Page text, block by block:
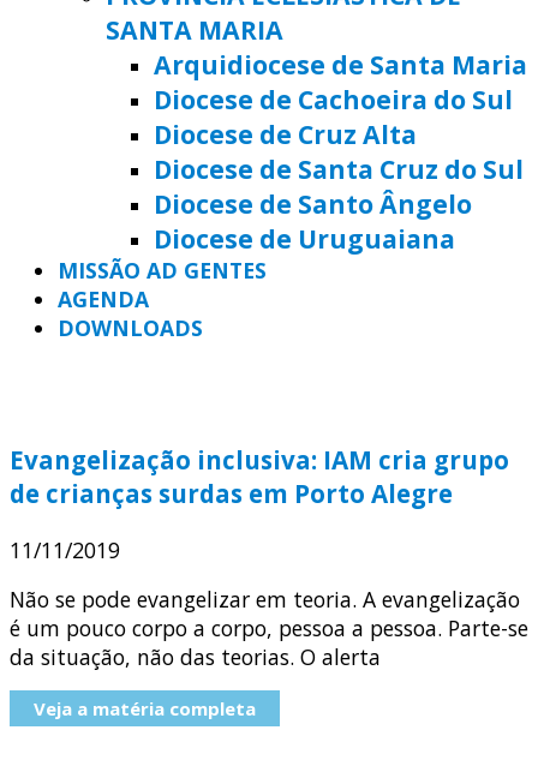
SANTA MARIA
Arquidiocese de Santa Maria
Diocese de Cachoeira do Sul
Diocese de Cruz Alta
Diocese de Santa Cruz do Sul
Diocese de Santo Ângelo
Diocese de Uruguaiana
MISSÃO AD GENTES
AGENDA
DOWNLOADS
Evangelização inclusiva: IAM cria grupo
de crianças surdas em Porto Alegre
11/11/2019
Não se pode evangelizar em teoria. A evangelização
é um pouco corpo a corpo, pessoa a pessoa. Parte-se
da situação, não das teorias. O alerta
Veja a matéria completa